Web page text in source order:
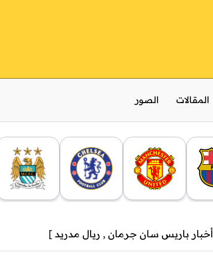
المقالات الصور
أخبار باريس سان جرمان , ريال مدريد ]